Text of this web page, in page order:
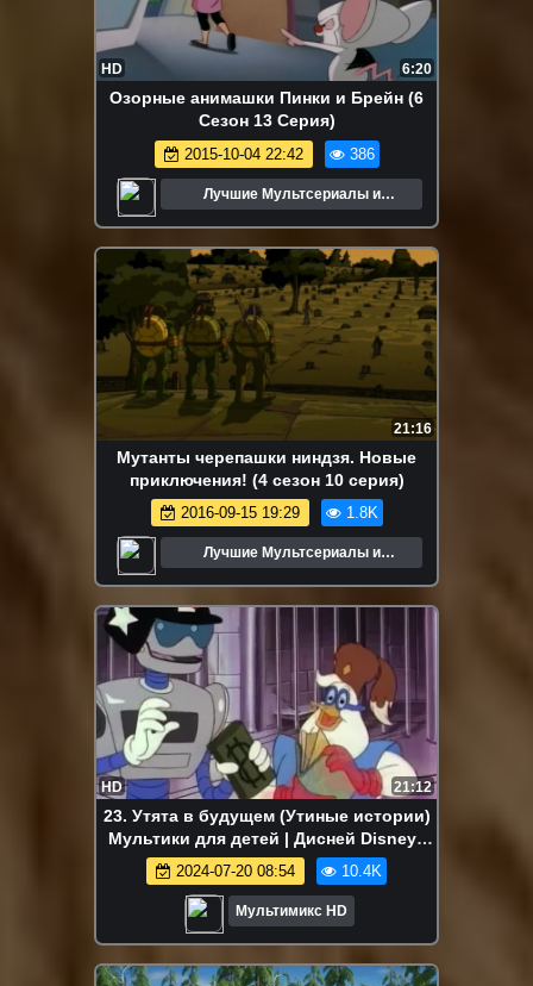
HD 6:20
Озорные анимашки Пинки и Брейн (6
Сезон 13 Серия)
2015-10-04 22:42 386
Лучшие Мультсериалы и
21:16
Мутанты черепашки ниндзя. Новые
приключения! (4 сезон 10 серия)
2016-09-15 19:29 1.8K
Лучшие Мультсериалы и
HD 21:12
23. Утята в будущем (Утиные истории)
Мультики для детей | Дисней Disney |
Сериалы Netflix
2024-07-20 08:54 10.4K
Мультимикс HD